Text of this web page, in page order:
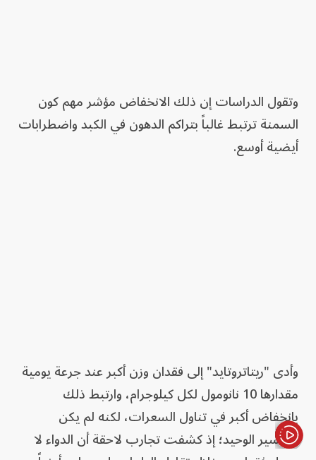
وتقول الدراسات إن ذلك الانخفاض مؤشر مهم كون
السمنة ترتبط غالباً بتراكم الدهون في الكبد واضطرابات
أيضية أوسع.
وأدى "ريتاتروتايد" إلى فقدان وزن أكبر عند جرعة يومية
مقدارها 10 نانومول لكل كيلوجرام، وارتبط ذلك
بانخفاض أكبر في تناول السعرات، لكنه لم يكن
التفسير الوحيد؛ إذ كشفت تجارب لاحقة أن الدواء لا